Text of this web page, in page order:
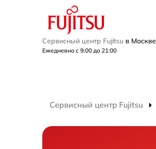
Сервисный центр Fujitsu в Москве
Ежедневно с 9:00 до 21:00
Сервисный центр Fujitsu